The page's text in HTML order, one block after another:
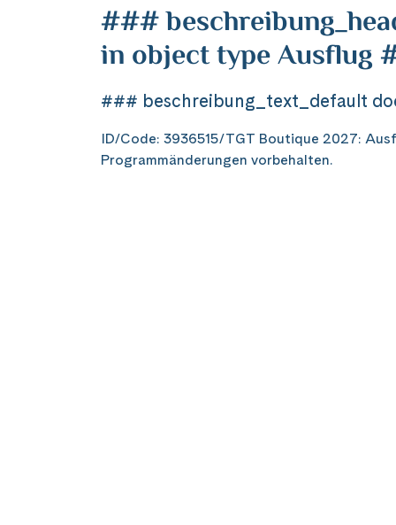
###
in object type Ausflug
### beschreibung_text_default
ID/Code: 3936515/TGT Boutique 2027:
Programmänderungen vorbehalten.